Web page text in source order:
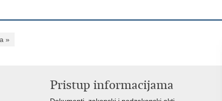
»
Pristup informacijama